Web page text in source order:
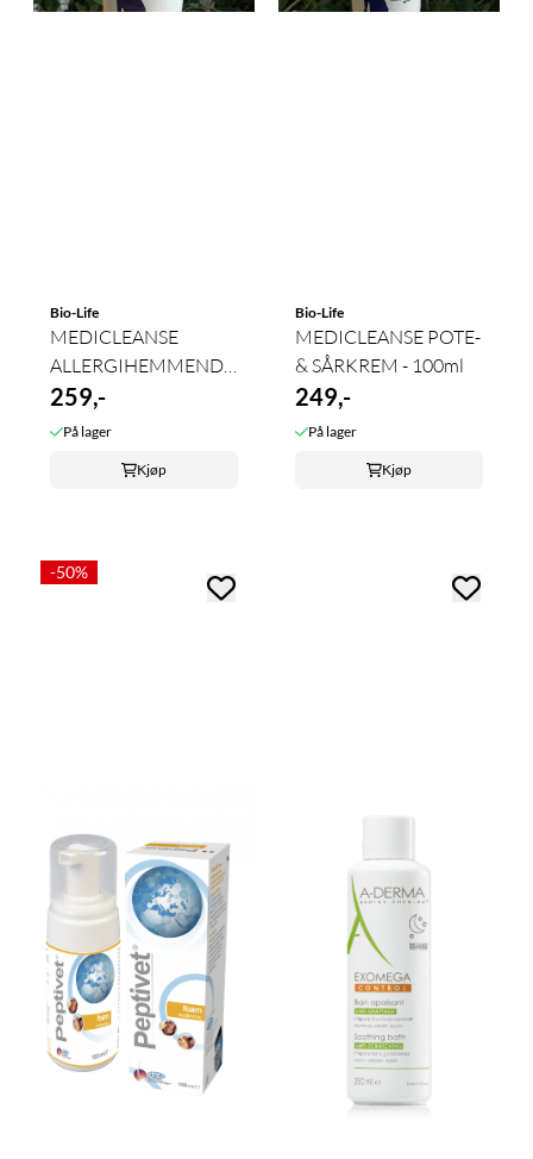
Bio-Life
MEDICLEANSE
ALLERGIHEMMENDE
BALSAM - 250ml
259,-
På lager
Kjøp
Bio-Life
MEDICLEANSE POTE-
& SÅRKREM - 100ml
249,-
På lager
Kjøp
-50%